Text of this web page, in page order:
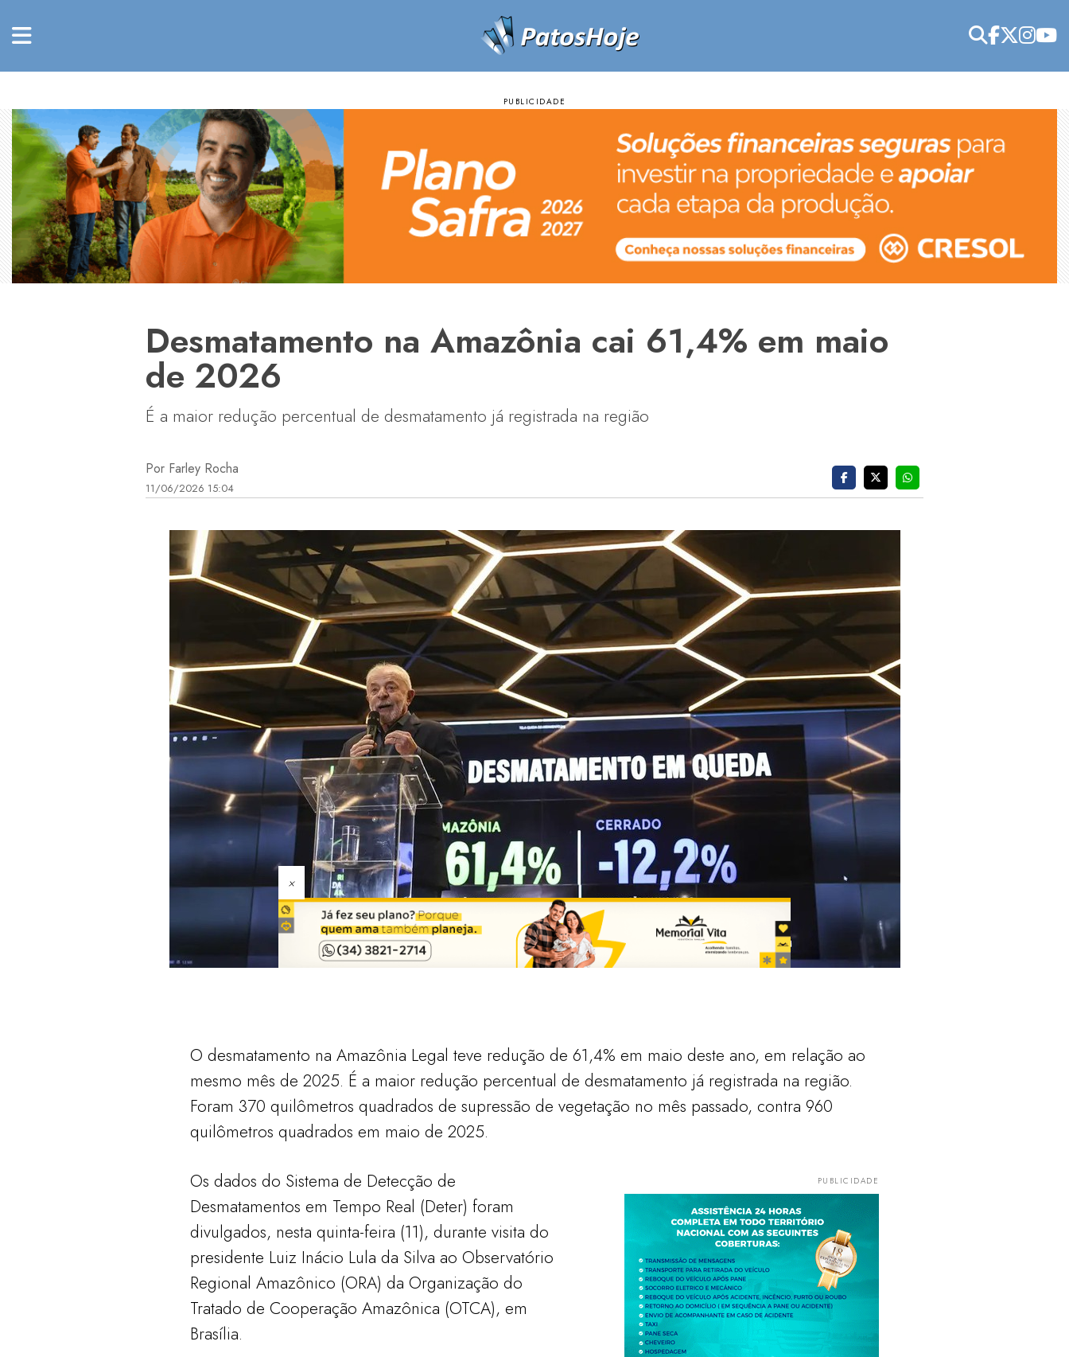
Desmatamento na Amazônia cai 61,4% em maio
de 2026
É a maior redução percentual de desmatamento já registrada na região
Por Farley Rocha
11/06/2026 15:04
×
O desmatamento na Amazônia Legal teve redução de 61,4% em maio deste ano, em relação ao
mesmo mês de 2025. É a maior redução percentual de desmatamento já registrada na região.
Foram 370 quilômetros quadrados de supressão de vegetação no mês passado, contra 960
quilômetros quadrados em maio de 2025.
Os dados do Sistema de Detecção de
Desmatamentos em Tempo Real (Deter) foram
divulgados, nesta quinta-feira (11), durante visita do
presidente Luiz Inácio Lula da Silva ao Observatório
Regional Amazônico (ORA) da Organização do
Tratado de Cooperação Amazônica (OTCA), em
Brasília.